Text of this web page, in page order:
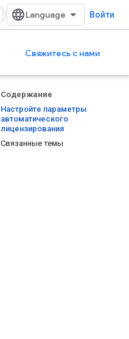
Войти
Свяжитесь с нами
Содержание
Настройте параметры
автоматического
лицензирования
Связанные темы